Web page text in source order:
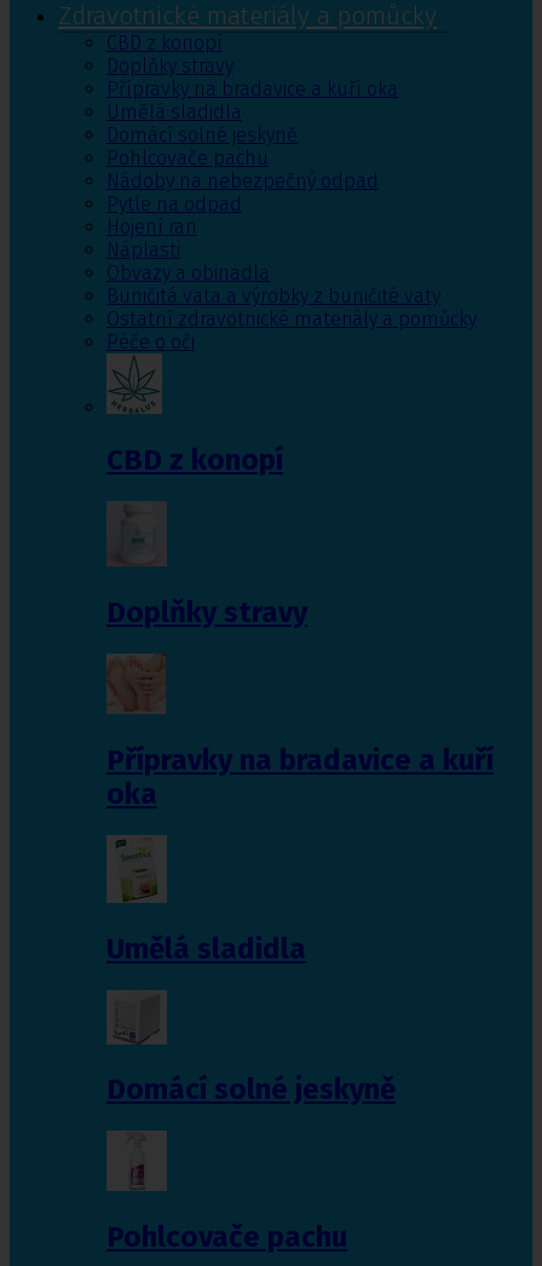
Zdravotnické materiály a pomůcky
CBD z konopí
Doplňky stravy
Přípravky na bradavice a kuří oka
Umělá sladidla
Domácí solné jeskyně
Pohlcovače pachu
Nádoby na nebezpečný odpad
Pytle na odpad
Hojení ran
Náplasti
Obvazy a obinadla
Buničitá vata a výrobky z buničité vaty
Ostatní zdravotnické materiály a pomůcky
Péče o oči
CBD z konopí
Doplňky stravy
Přípravky na bradavice a kuří
oka
Umělá sladidla
Domácí solné jeskyně
Pohlcovače pachu